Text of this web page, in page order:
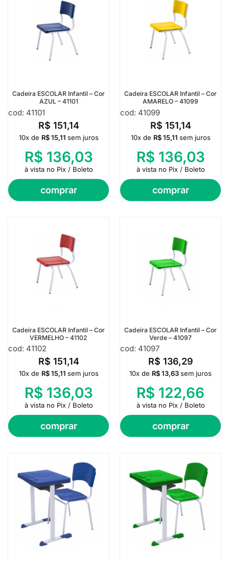
Cadeira ESCOLAR Infantil – Cor
AZUL – 41101
cod: 41101
R$ 151,14
comprar
10x de R$15,11 sem juros
R$ 136,03
à vista no Pix / Boleto
Cadeira ESCOLAR Infantil – Cor
AMARELO – 41099
cod: 41099
R$ 151,14
comprar
10x de R$15,11 sem juros
R$ 136,03
à vista no Pix / Boleto
Cadeira ESCOLAR Infantil – Cor
VERMELHO – 41102
cod: 41102
R$ 151,14
comprar
10x de R$15,11 sem juros
R$ 136,03
à vista no Pix / Boleto
Cadeira ESCOLAR Infantil – Cor
Verde – 41097
cod: 41097
R$ 136,29
comprar
10x de R$13,63sem juros
R$ 122,66
à vista no Pix / Boleto